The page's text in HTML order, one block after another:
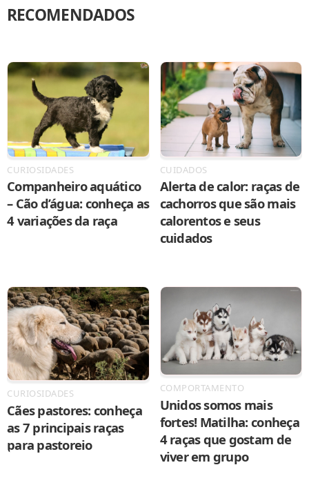
RECOMENDADOS
CURIOSIDADES
Companheiro aquático
– Cão d’água: conheça as
4 variações da raça
CUIDADOS
Alerta de calor: raças de
cachorros que são mais
calorentos e seus
cuidados
CURIOSIDADES
Cães pastores: conheça
as 7 principais raças
para pastoreio
COMPORTAMENTO
Unidos somos mais
fortes! Matilha: conheça
4 raças que gostam de
viver em grupo